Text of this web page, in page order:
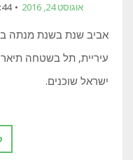
אוגוסט 24, 2016 am
אביב שנת בשנת מנתה
עיריית, תל בשטחה
ישראל שוכנים.